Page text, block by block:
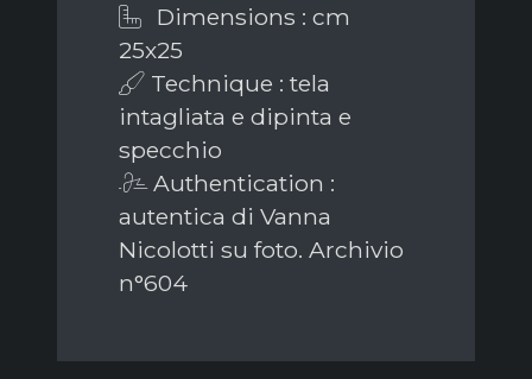
Dimensions : cm
25x25
Technique : tela
intagliata e dipinta e
specchio
Authentication :
autentica di Vanna
Nicolotti su foto. Archivio
n°604